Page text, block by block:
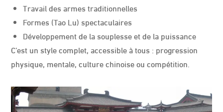
Travail des armes traditionnelles
Formes (Tao Lu) spectaculaires
Développement de la souplesse et de la puissance
C’est un style complet, accessible à tous : progression
physique, mentale, culture chinoise ou compétition.